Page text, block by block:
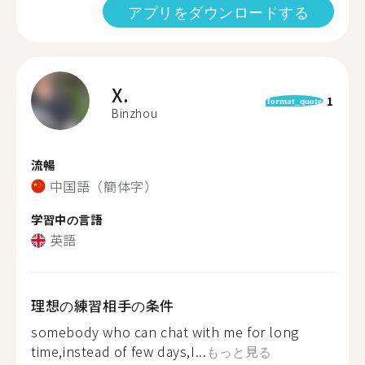
アプリをダウンロードする
X.
Binzhou
format_quote 1
流暢
中国語（簡体字）
学習中の言語
英語
理想の練習相手の条件
somebody who can chat with me for long
time,instead of few days,I...もっと見る